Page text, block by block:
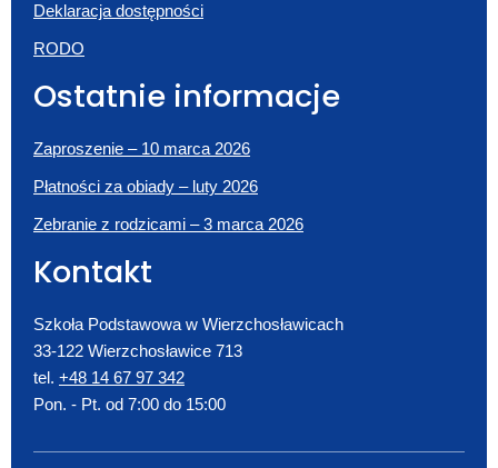
Deklaracja dostępności
RODO
Ostatnie informacje
Zaproszenie – 10 marca 2026
Płatności za obiady – luty 2026
Zebranie z rodzicami – 3 marca 2026
Kontakt
Szkoła Podstawowa w Wierzchosławicach
33-122 Wierzchosławice 713
tel. +48 14 67 97 342
Pon. - Pt. od 7:00 do 15:00